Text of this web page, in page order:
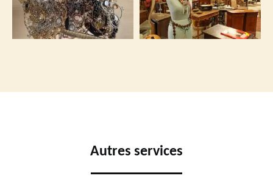
Autres services